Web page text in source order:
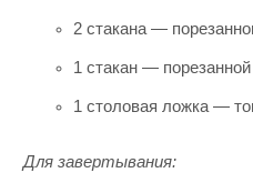
2 стакана —
1 стакан —
1 столовая ложка —
Для завертывания: